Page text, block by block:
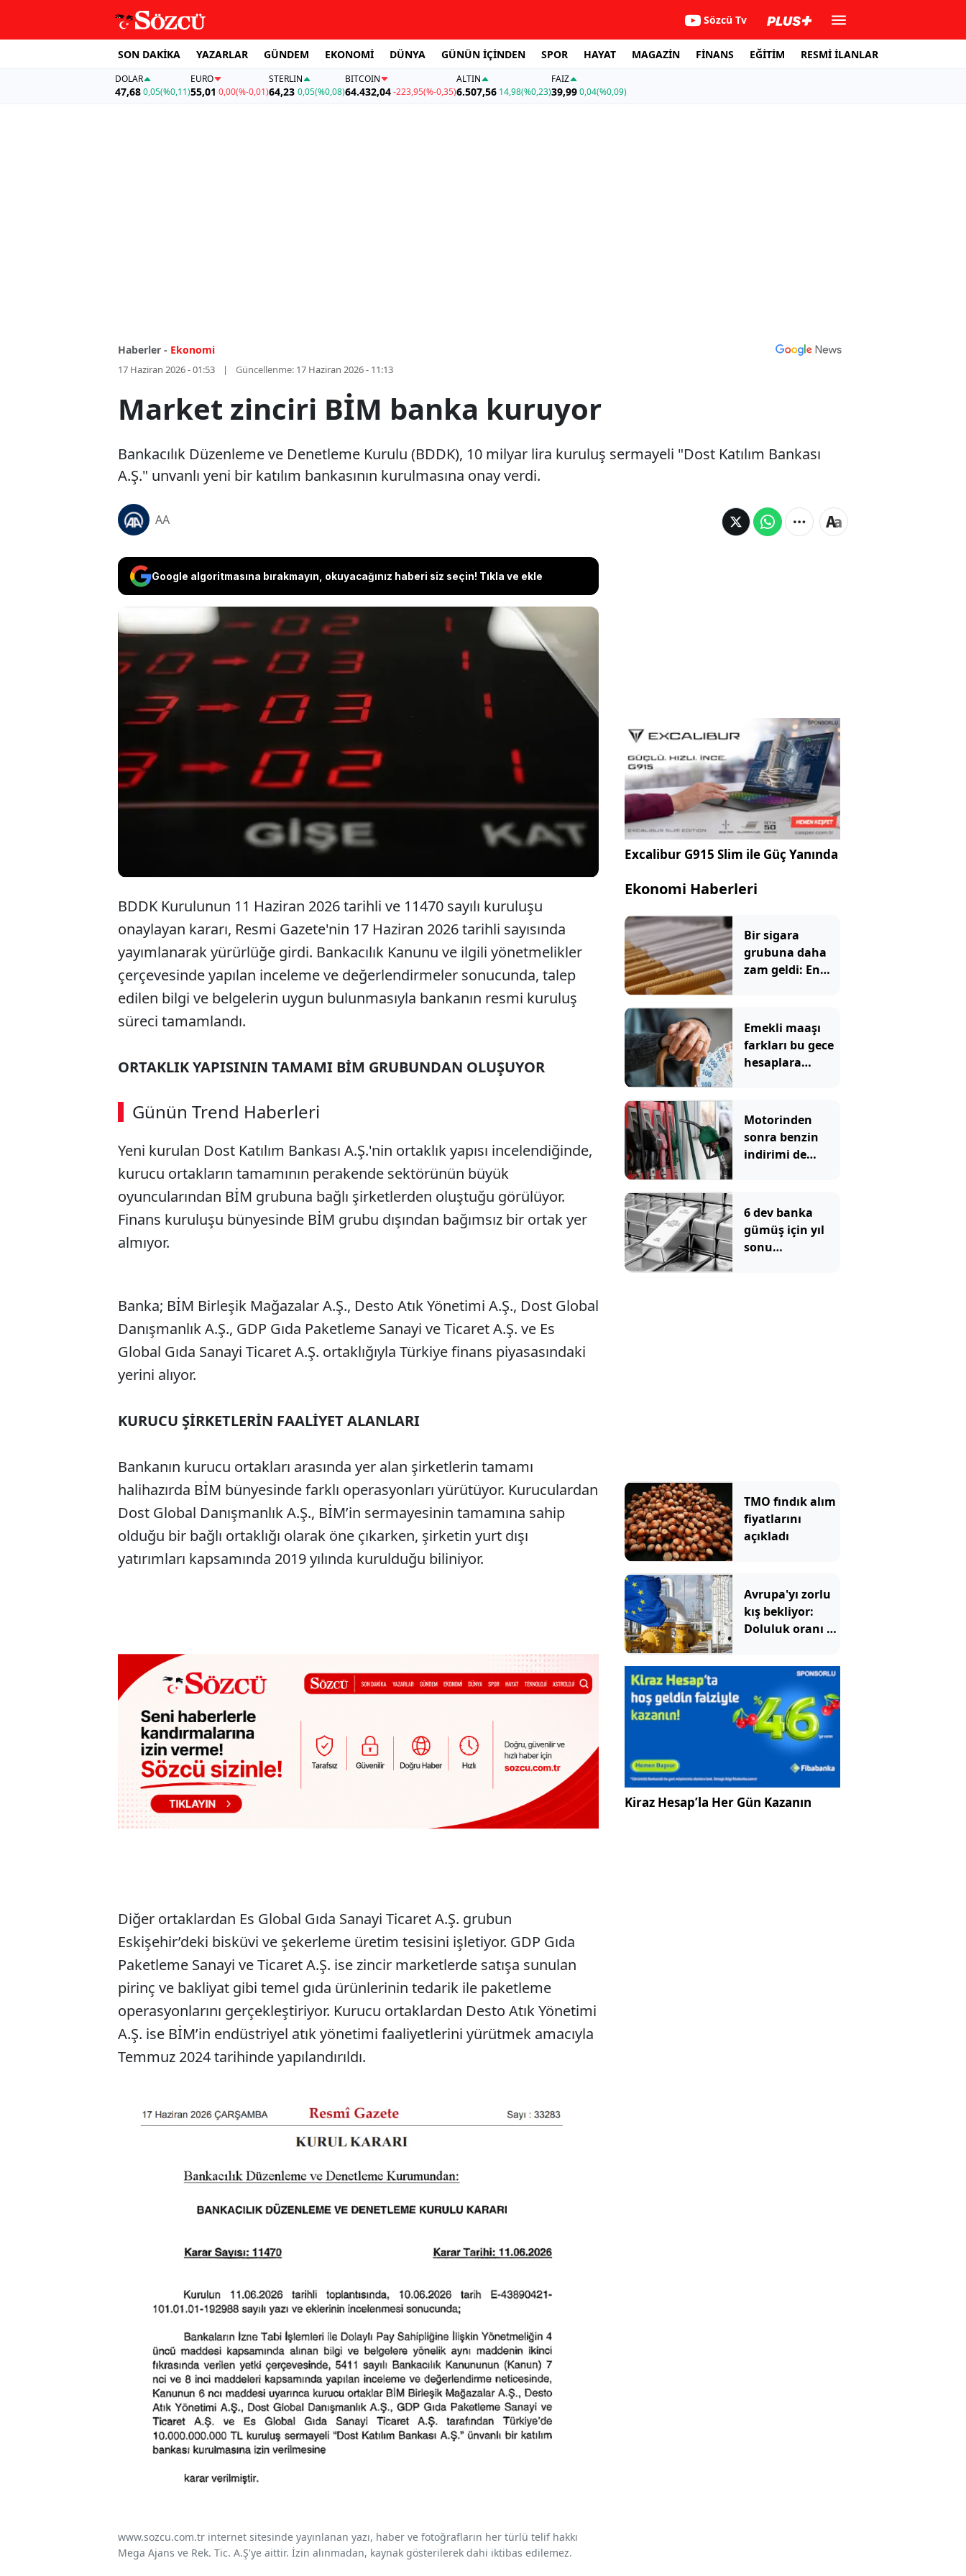
Sözcü Tv
SON DAKİKA YAZARLAR GÜNDEM EKONOMİ DÜNYA GÜNÜN İÇİNDEN SPOR HAYAT MAGAZİN FİNANS EĞİTİM RESMİ İLANLAR
DOLAR
47,680,05(%0,11)
EURO
55,01 0,00(%-0,01)
STERLIN
64,23 0,05(%0,08)
BITCOIN
64.432,04-223,95(%-0,35)
ALTIN
6.507,56 14,98(%0,23)
FAİZ
39,990,04(%0,09)
Haberler - Ekonomi
17 Haziran 2026 - 01:53 Güncellenme: 17 Haziran 2026 - 11:13
Market zinciri BİM banka kuruyor
Bankacılık Düzenleme ve Denetleme Kurulu (BDDK), 10 milyar lira kuruluş sermayeli "Dost Katılım Bankası
A.Ş." unvanlı yeni bir katılım bankasının kurulmasına onay verdi.
AA
Google algoritmasına bırakmayın, okuyacağınız haberi siz seçin! Tıkla ve ekle
Bankacılık Düzenleme ve Denetleme Kurulu (BDDK), 10
unvanlı yeni bir katılım bankasının kurulmasına onay
verdi.
BDDK Kurulunun 11 Haziran 2026 tarihli ve 11470 sayılı kuruluşu
onaylayan kararı, Resmi Gazete'nin 17 Haziran 2026 tarihli sayısında
yayımlanarak yürürlüğe girdi. Bankacılık Kanunu ve ilgili yönetmelikler
çerçevesinde yapılan inceleme ve değerlendirmeler sonucunda, talep
edilen bilgi ve belgelerin uygun bulunmasıyla bankanın resmi kuruluş
süreci tamamlandı.
ORTAKLIK YAPISININ TAMAMI BİM GRUBUNDAN OLUŞUYOR
Günün Trend Haberleri
Yeni kurulan Dost Katılım Bankası A.Ş.'nin ortaklık yapısı incelendiğinde,
kurucu ortakların tamamının perakende sektörünün büyük
oyuncularından BİM grubuna bağlı şirketlerden oluştuğu görülüyor.
Finans kuruluşu bünyesinde BİM grubu dışından bağımsız bir ortak yer
almıyor.
Banka; BİM Birleşik Mağazalar A.Ş., Desto Atık Yönetimi A.Ş., Dost Global
Danışmanlık A.Ş., GDP Gıda Paketleme Sanayi ve Ticaret A.Ş. ve Es
Global Gıda Sanayi Ticaret A.Ş. ortaklığıyla Türkiye finans piyasasındaki
yerini alıyor.
KURUCU ŞİRKETLERİN FAALİYET ALANLARI
Bankanın kurucu ortakları arasında yer alan şirketlerin tamamı
halihazırda BİM bünyesinde farklı operasyonları yürütüyor. Kuruculardan
Dost Global Danışmanlık A.Ş., BİM’in sermayesinin tamamına sahip
olduğu bir bağlı ortaklığı olarak öne çıkarken, şirketin yurt dışı
yatırımları kapsamında 2019 yılında kurulduğu biliniyor.
Diğer ortaklardan Es Global Gıda Sanayi Ticaret A.Ş. grubun
Eskişehir’deki bisküvi ve şekerleme üretim tesisini işletiyor. GDP Gıda
Paketleme Sanayi ve Ticaret A.Ş. ise zincir marketlerde satışa sunulan
pirinç ve bakliyat gibi temel gıda ürünlerinin tedarik ile paketleme
operasyonlarını gerçekleştiriyor. Kurucu ortaklardan Desto Atık Yönetimi
A.Ş. ise BİM’in endüstriyel atık yönetimi faaliyetlerini yürütmek amacıyla
Temmuz 2024 tarihinde yapılandırıldı.
www.sozcu.com.tr internet sitesinde yayınlanan yazı, haber ve fotoğrafların her türlü telif hakkı
Mega Ajans ve Rek. Tic. A.Ş'ye aittir. İzin alınmadan, kaynak gösterilerek dahi iktibas edilemez.
Excalibur G915 Slim ile Güç Yanında
Ekonomi Haberleri
Bir sigara
grubuna daha
zam geldi: En
Emekli maaşı
farkları bu gece
hesaplara
Motorinden
sonra benzin
indirimi de
6 dev banka
gümüş için yıl
sonu
TMO fındık alım
fiyatlarını
açıkladı
Avrupa'yı zorlu
kış bekliyor:
Doluluk oranı 15
düşüğünde
Kiraz Hesap’la Her Gün Kazanın